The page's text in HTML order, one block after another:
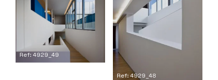
Ref: 4929_48
Ref: 4929_49